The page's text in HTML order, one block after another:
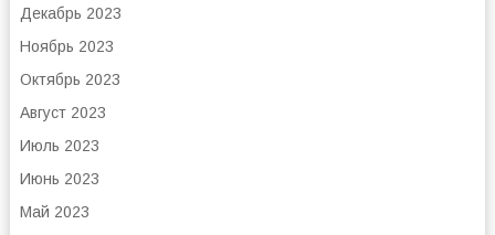
Декабрь 2023
Ноябрь 2023
Октябрь 2023
Август 2023
Июль 2023
Июнь 2023
Май 2023